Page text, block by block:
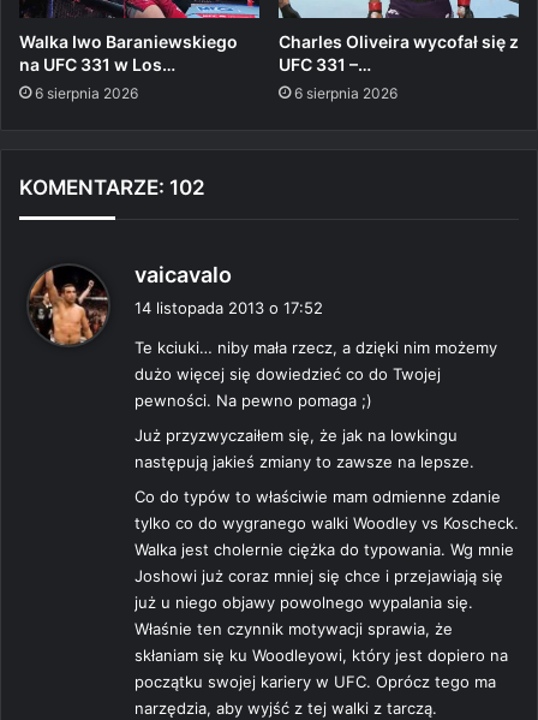
Walka Iwo Baraniewskiego
na UFC 331 w Los…
6 sierpnia 2026
Charles Oliveira wycofał się z
UFC 331 –…
6 sierpnia 2026
KOMENTARZE: 102
vaicavalo
i
z
e
:
14 listopada 2013 o 17:52
Te kciuki… niby mała rzecz, a dzięki nim możemy
dużo więcej się dowiedzieć co do Twojej
pewności. Na pewno pomaga ;)
Już przyzwyczaiłem się, że jak na lowkingu
następują jakieś zmiany to zawsze na lepsze.
Co do typów to właściwie mam odmienne zdanie
tylko co do wygranego walki Woodley vs Koscheck.
Walka jest cholernie ciężka do typowania. Wg mnie
Joshowi już coraz mniej się chce i przejawiają się
już u niego objawy powolnego wypalania się.
Właśnie ten czynnik motywacji sprawia, że
skłaniam się ku Woodleyowi, który jest dopiero na
początku swojej kariery w UFC. Oprócz tego ma
narzędzia, aby wyjść z tej walki z tarczą.